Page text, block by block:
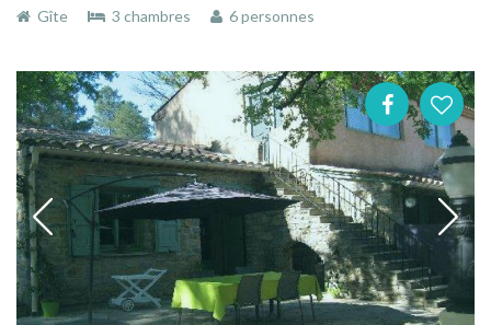
Gîte
3 chambres 6 personnes